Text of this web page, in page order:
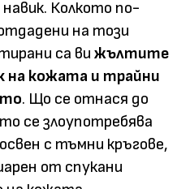
Колкото по-
на този
са ви жълтите
на кожата и трайни
. Що се отнася до
се злоупотребява
с тъмни кръгове,
от спукани